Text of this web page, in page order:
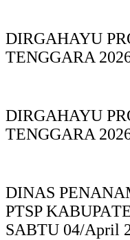
DIRGAHAYU
TENGGARA
DIRGAHAYU
TENGGARA
DINAS
PTSP
SABTU 04/April